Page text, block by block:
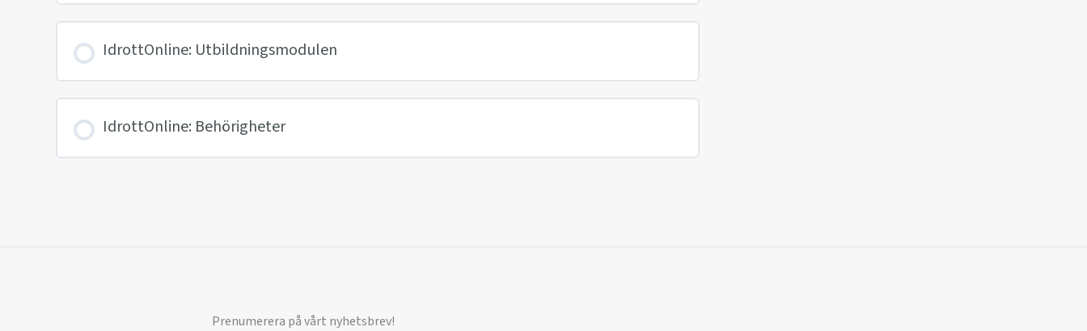
IdrottOnline: Utbildningsmodulen
IdrottOnline: Behörigheter
Prenumerera på vårt nyhetsbrev!